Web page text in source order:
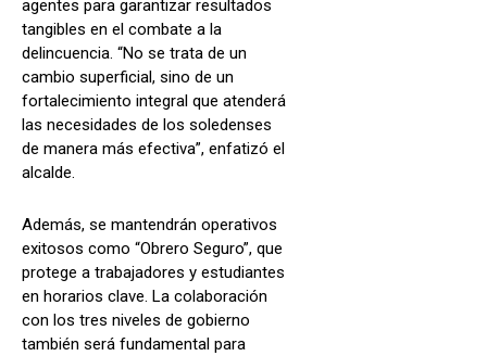
agentes para garantizar resultados
tangibles en el combate a la
delincuencia. “No se trata de un
cambio superficial, sino de un
fortalecimiento integral que atenderá
las necesidades de los soledenses
de manera más efectiva”, enfatizó el
alcalde.
Además, se mantendrán operativos
exitosos como “Obrero Seguro”, que
protege a trabajadores y estudiantes
en horarios clave. La colaboración
con los tres niveles de gobierno
también será fundamental para